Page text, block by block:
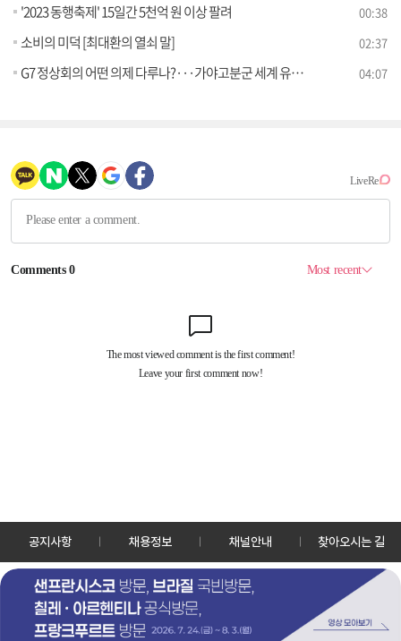
'2023 동행축제' 15일간 5천억 원 이상 팔려 00:38
소비의 미덕 [최대환의 열쇠 말] 02:37
G7 정상회의 어떤 의제 다루나?···가야고분군 세계 유산 확실시 [S&News] 04:07
공지사항 채용정보 채널안내 찾아오시는 길
30128 세종특별자치시 정부2청사로 13 한국정책방송원 KTV
TEL: 044-204-8000
Copyrightⓒ KTV 국민방송 All Rights Reserved.